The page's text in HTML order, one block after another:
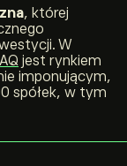
, której
W
jest rynkiem
imponującym,
spółek, w tym